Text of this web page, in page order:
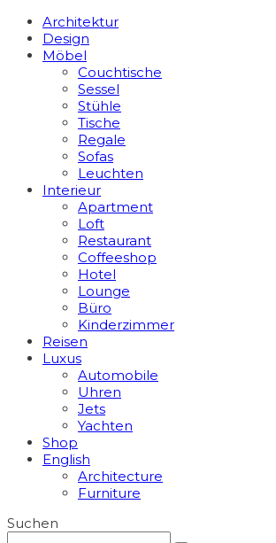
Architektur
Design
Möbel
Couchtische
Sessel
Stühle
Tische
Regale
Sofas
Leuchten
Interieur
Apart­ment
Loft
Restaurant
Coffeeshop
Hotel
Lounge
Büro
Kinderzimmer
Reisen
Luxus
Automobile
Uhren
Jets
Yachten
Shop
English
Architecture
Furniture
Suchen